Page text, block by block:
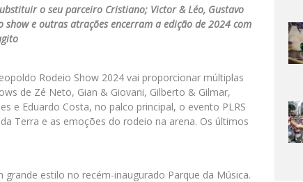
o seu parceiro Cristiano; Victor & Léo, Gustavo
e outras atrações encerram a edição de 2024 com
Rodeio Show 2024 vai proporcionar múltiplas
de Zé Neto, Gian & Giovani, Gilberto & Gilmar,
e Eduardo Costa, no palco principal, o evento PLRS
Terra e as emoções do rodeio na arena. Os últimos
estilo no recém-inaugurado Parque da Música.